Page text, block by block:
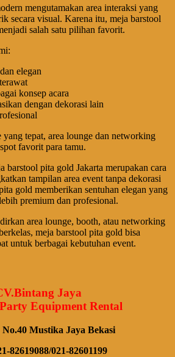
mengutamakan area interaksi yang
secara visual. Karena itu, meja barstool
salah satu pilihan favorit.
elegan
konsep acara
dengan dekorasi lain
tepat, area lounge dan networking
favorit para tamu.
barstool pita gold Jakarta merupakan cara
tampilan area event tanpa dekorasi
gold memberikan sentuhan elegan yang
premium dan profesional.
area lounge, booth, atau networking
meja barstool pita gold bisa
untuk berbagai kebutuhan event.
Jaya
Equipment Rental
Mustika Jaya Bekasi
82619088/021-82601199